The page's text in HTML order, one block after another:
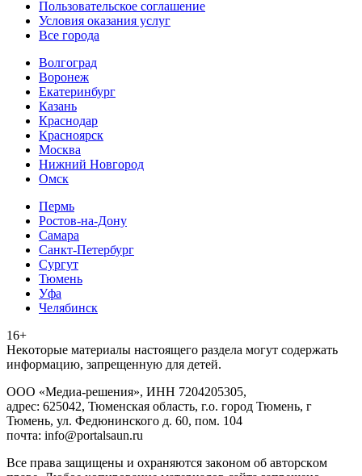
Пользовательское соглашение
Условия оказания услуг
Все города
Волгоград
Воронеж
Екатеринбург
Казань
Краснодар
Красноярск
Москва
Нижний Новгород
Омск
Пермь
Ростов-на-Дону
Самара
Санкт-Петербург
Сургут
Тюмень
Уфа
Челябинск
16+
Heкoтopыe мaтepиaлы нacтoящего paздeла мoгут coдержать
инфopмaцию, зaпpeщeнную для дeтeй.
ООО «Медиа-решения», ИНН 7204205305,
адрес: 625042, Тюменская область, г.о. город Тюмень, г
Тюмень, ул. Федюнинского д. 60, пом. 104
почта: info@portalsaun.ru
Вce прaвa зaщищeны и oxpaняютcя зaкoнoм oб aвтopcкoм